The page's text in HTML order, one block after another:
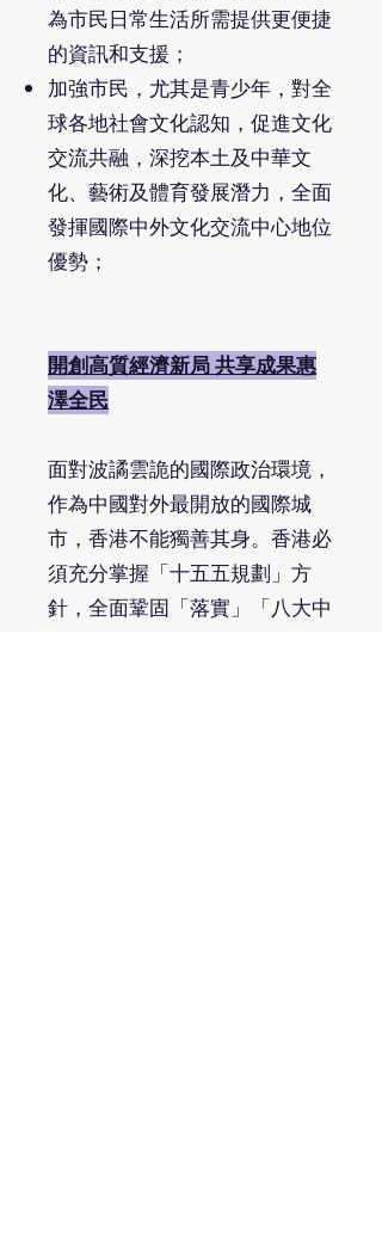
為市民日常生活所需提供更便捷
的資訊和支援；
加強市民，尤其是青少年，對全
球各地社會文化認知，促進文化
交流共融，深挖本土及中華文
化、藝術及體育發展潛力，全面
發揮國際中外文化交流中心地位
優勢；
開創高質經濟新局 共享成果惠
澤全民
面對波譎雲詭的國際政治環境，
作為中國對外最開放的國際城
市，香港不能獨善其身。香港必
須充分掌握「十五五規劃」方
針，全面鞏固「落實」「八大中